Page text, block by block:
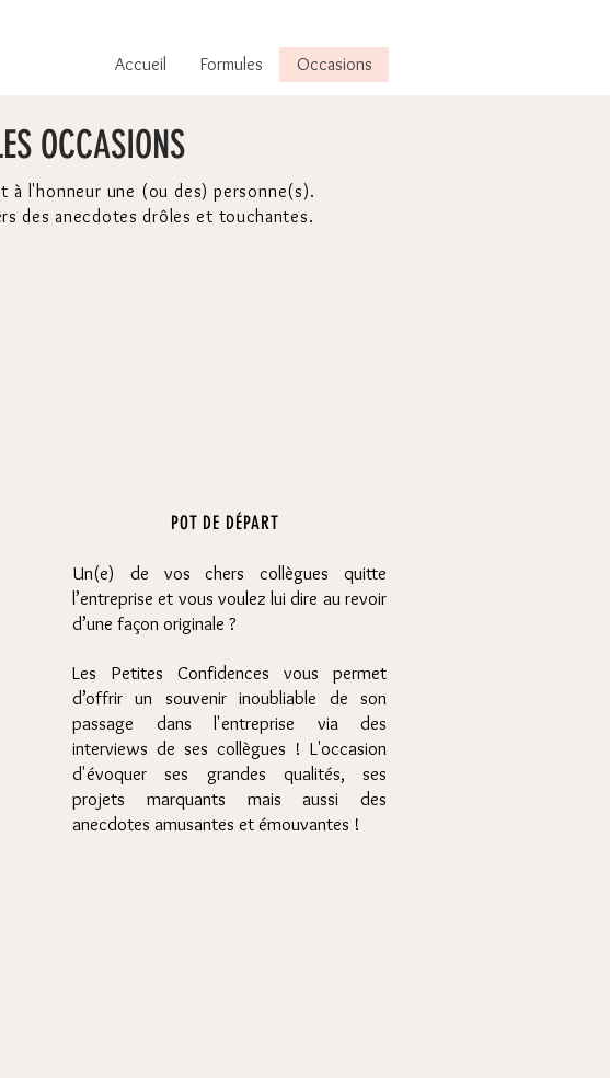
Accueil Formules Occasions
OCCASIONS
à l'honneur une (ou des) personne(s).
des anecdotes drôles et touchantes.
POT DE DÉPART
​Un(e) de vos chers collègues quitte
l’entreprise et vous voulez lui dire au revoir
d’une façon originale ?
Les Petites Confidences vous permet
d’offrir un souvenir inoubliable de son
passage dans l'entreprise via des
interviews de ses collègues ! L'occasion
d'évoquer ses grandes qualités, ses
projets marquants mais aussi des
anecdotes amusantes et émouvantes !